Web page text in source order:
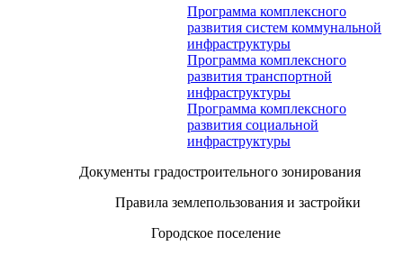
Программа комплексного
развития систем коммунальной
инфраструктуры
Программа комплексного
развития транспортной
инфраструктуры
Программа комплексного
развития социальной
инфраструктуры
Документы градостроительного зонирования
Правила землепользования и застройки
Городское поселение